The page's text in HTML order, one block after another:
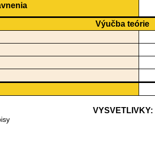
Výučba teórie
VYSVETLIVKY: